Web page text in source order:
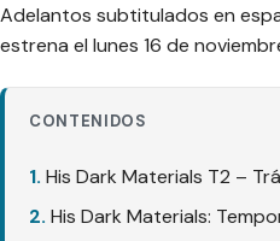
Adelantos subtitulados en
estrena el lunes 16 de
CONTENIDOS
His Dark Materials T2 –
His Dark Materials: